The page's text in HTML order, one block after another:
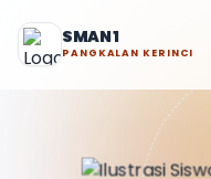
SMAN 1
PANGKALAN KERINCI